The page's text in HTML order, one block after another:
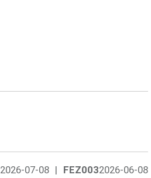
FEZ0032026-06-08
2026-07-08 |